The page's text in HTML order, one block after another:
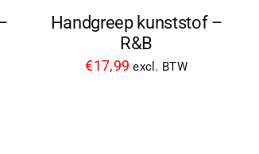
Handgreep kunststof –
R&B
€17,99 excl. BTW